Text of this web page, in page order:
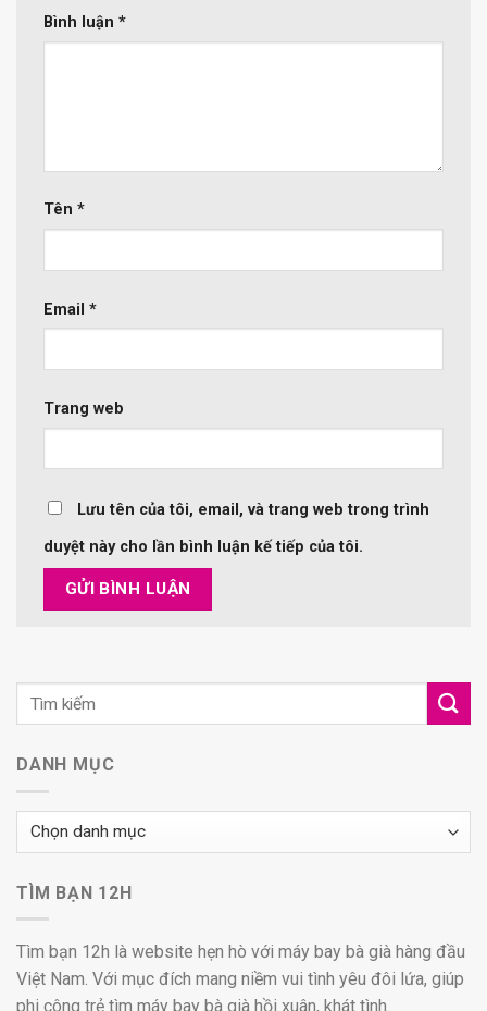
Bình luận *
Tên *
Email *
Trang web
Lưu tên của tôi, email, và trang web trong trình
duyệt này cho lần bình luận kế tiếp của tôi.
DANH MỤC
Danh
TÌM BẠN 12H
Tìm bạn 12h là website hẹn hò với máy bay bà già hàng đầu
Việt Nam. Với mục đích mang niềm vui tình yêu đôi lứa, giúp
phi công trẻ tìm máy bay bà già hồi xuân, khát tình.